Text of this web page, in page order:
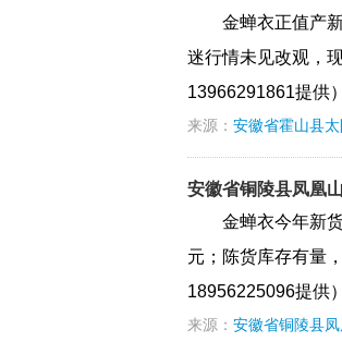
金蝉衣正值产
迷行情未见改观，
13966291861提供）
来源： 安徽省霍山县
安徽省铜陵县凤凰
金蝉衣今年新
元；陈货库存有量
18956225096提供）
来源： 安徽省铜陵县